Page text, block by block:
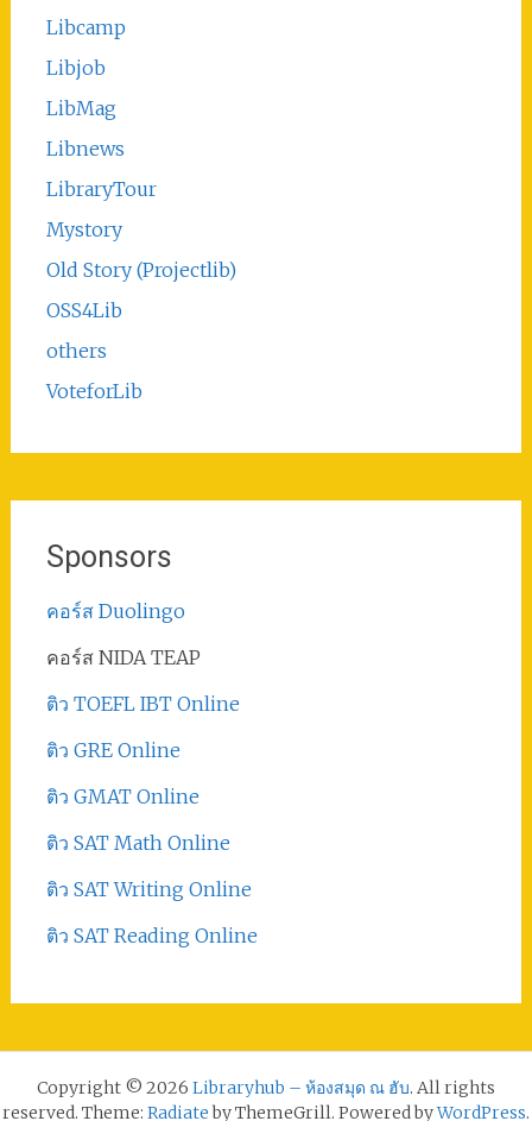
Libcamp
Libjob
LibMag
Libnews
LibraryTour
Mystory
Old Story (Projectlib)
OSS4Lib
others
VoteforLib
Sponsors
คอร์ส Duolingo
คอร์ส NIDA TEAP
ติว TOEFL IBT Online
ติว GRE Online
ติว GMAT Online
ติว SAT Math Online
ติว SAT Writing Online
ติว SAT Reading Online
Copyright © 2026 Libraryhub – ห้องสมุด ณ ฮับ. All rights
reserved. Theme: Radiateby ThemeGrill. Powered byWordPress.